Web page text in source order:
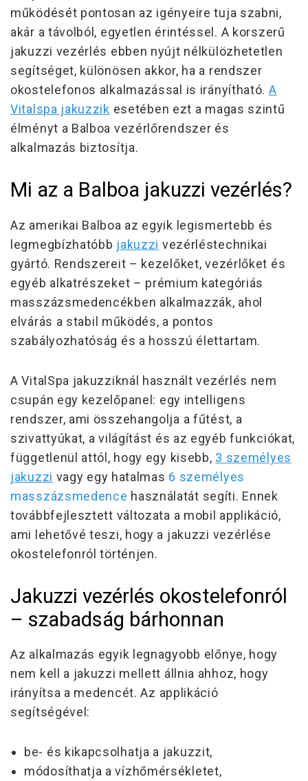
működését pontosan az igényeire tuja szabni,
akár a távolból, egyetlen érintéssel. A korszerű
jakuzzi vezérlés ebben nyújt nélkülözhetetlen
segítséget, különösen akkor, ha a rendszer
okostelefonos alkalmazással is irányítható. A
Vitalspa jakuzzik esetében ezt a magas szintű
élményt a Balboa vezérlőrendszer és
alkalmazás biztosítja.
Mi az a Balboa jakuzzi vezérlés?
Az amerikai Balboa az egyik legismertebb és
legmegbízhatóbb jakuzzi vezérléstechnikai
gyártó. Rendszereit – kezelőket, vezérlőket és
egyéb alkatrészeket – prémium kategóriás
masszázsmedencékben alkalmazzák, ahol
elvárás a stabil működés, a pontos
szabályozhatóság és a hosszú élettartam.
A VitalSpa jakuzziknál használt vezérlés nem
csupán egy kezelőpanel: egy intelligens
rendszer, ami összehangolja a fűtést, a
szivattyúkat, a világítást és az egyéb funkciókat,
függetlenül attól, hogy egy kisebb, 3 személyes
jakuzzi vagy egy hatalmas 6 személyes
masszázsmedence használatát segíti. Ennek
továbbfejlesztett változata a mobil applikáció,
ami lehetővé teszi, hogy a jakuzzi vezérlése
okostelefonról történjen.
Jakuzzi vezérlés okostelefonról
– szabadság bárhonnan
Az alkalmazás egyik legnagyobb előnye, hogy
nem kell a jakuzzi mellett állnia ahhoz, hogy
irányítsa a medencét.Az applikáció
segítségével:
be- és kikapcsolhatja a jakuzzit,
módosíthatja a vízhőmérsékletet,